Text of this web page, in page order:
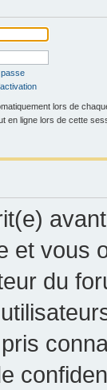
passe
lors de
en ligne lors de cette
et
du